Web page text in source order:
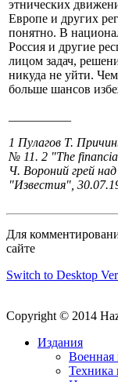
этнических
Европе и других
понятно. В
Россия и другие
лицом задач,
никуда не уйти.
больше шансов
1 Пулагов Т.
№ 11. 2 "The
Ч. Вороний грей
"Известия",
Для
сайте
Switch to Desktop
Copyright © 2014
Издания
Военная
Техника